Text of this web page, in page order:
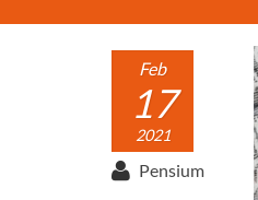
Feb
17
2021
Pensium